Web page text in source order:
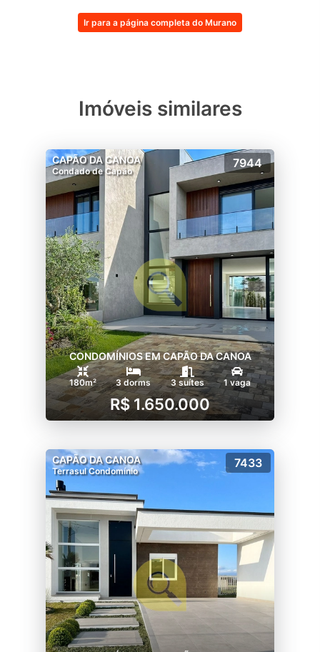
Ir para a página completa do Murano
Imóveis similares
CAPÃO DA CANOA
Condado de Capão
7944
CONDOMÍNIOS EM CAPÃO DA CANOA
180m² 3 dorms 3 suítes 1 vaga
R$ 1.650.000
CAPÃO DA CANOA
Terrasul Condomínio
7433